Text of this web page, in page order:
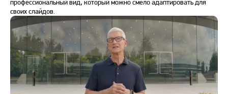
профессиональный вид, который можно смело адаптировать для
своих слайдов.